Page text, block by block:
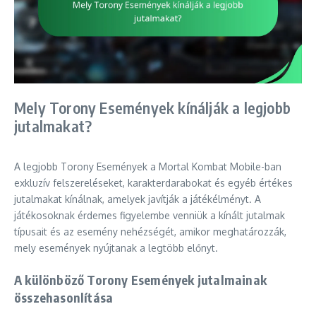
Mely Torony Események kínálják a legjobb
jutalmakat?
A legjobb Torony Események a Mortal Kombat Mobile-ban
exkluzív felszereléseket, karakterdarabokat és egyéb értékes
jutalmakat kínálnak, amelyek javítják a játékélményt. A
játékosoknak érdemes figyelembe venniük a kínált jutalmak
típusait és az esemény nehézségét, amikor meghatározzák,
mely események nyújtanak a legtöbb előnyt.
A különböző Torony Események jutalmainak
összehasonlítása